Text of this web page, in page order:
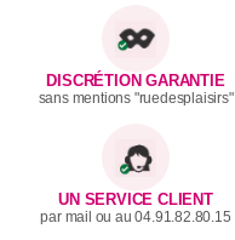
DISCRÉTION GARANTIE
sans mentions "ruedesplaisirs"
UN SERVICE CLIENT
par mail ou au 04.91.82.80.15